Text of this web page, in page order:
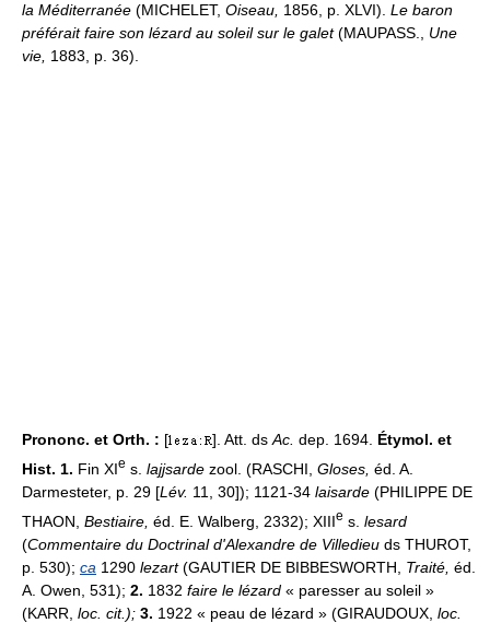
la Méditerranée (MICHELET, Oiseau, 1856, p. XLVI). Le baron
préférait faire son lézard au soleil sur le galet(MAUPASS., Une
vie, 1883, p. 36).
Prononc. et Orth. : [ ]. Att. dsAc. dep. 1694. Étymol. et
Hist. 1. Fin XIe s. lajjsarde zool. (RASCHI, Gloses, éd. A.
Darmesteter, p. 29 [Lév. 11, 30]); 1121-34 laisarde (PHILIPPE DE
THAON, Bestiaire, éd. E. Walberg, 2332); XIIIe s. lesard
(Commentaire du Doctrinal d'Alexandre de Villedieu ds THUROT,
p. 530); ca 1290 lezart(GAUTIER DE BIBBESWORTH, Traité, éd.
A. Owen, 531); 2. 1832 faire le lézard « paresser au soleil »
(KARR, loc. cit.); 3. 1922 « peau de lézard » (GIRAUDOUX, loc.